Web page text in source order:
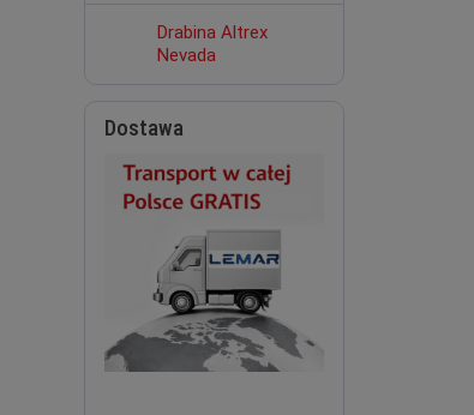
Drabina Altrex
Nevada
Dostawa